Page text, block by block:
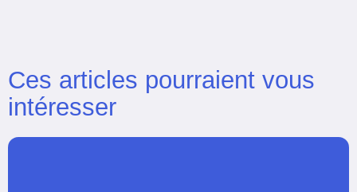
Ces articles pourraient vous
intéresser